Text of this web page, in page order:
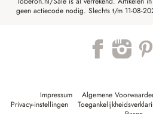
geen actiecode nodig. Slechts t/m 11-08-
Impressum Algemene
Privacy-instellingen